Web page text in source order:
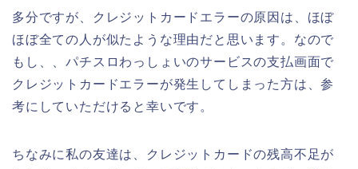
多分ですが、クレジットカードエラーの原因は、ほぼ
ほぼ全ての人が似たような理由だと思います。なので
もし、、パチスロわっしょいのサービスの支払画面で
クレジットカードエラーが発生してしまった方は、参
考にしていただけると幸いです。
ちなみに私の友達は、クレジットカードの残高不足が